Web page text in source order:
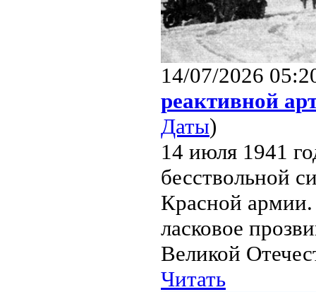
14/07/2026
реактивной
Даты)
14 июля 1941
бесствольной
Красной
ласковое
Великой
Читать